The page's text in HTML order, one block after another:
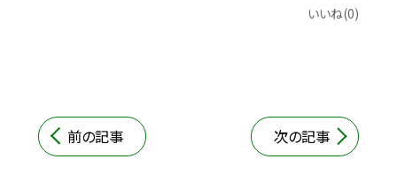
いいね(0)
前の記事 次の記事